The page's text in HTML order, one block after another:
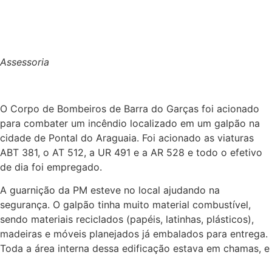
Assessoria
O Corpo de Bombeiros de Barra do Garças foi acionado
para combater um incêndio localizado em um galpão na
cidade de Pontal do Araguaia. Foi acionado as viaturas
ABT 381, o AT 512, a UR 491 e a AR 528 e todo o efetivo
de dia foi empregado.
A guarnição da PM esteve no local ajudando na
segurança. O galpão tinha muito material combustível,
sendo materiais reciclados (papéis, latinhas, plásticos),
madeiras e móveis planejados já embalados para entrega.
Toda a área interna dessa edificação estava em chamas, e